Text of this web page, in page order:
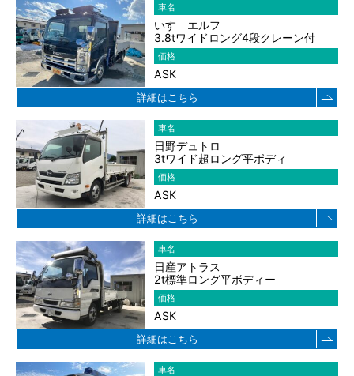
車名
いすゞエルフ
3.8tワイドロング4段クレーン付
価格
ASK
詳細はこちら
車名
日野デュトロ
3tワイド超ロング平ボディ
価格
ASK
詳細はこちら
車名
日産アトラス
2t標準ロング平ボディー
価格
ASK
詳細はこちら
車名